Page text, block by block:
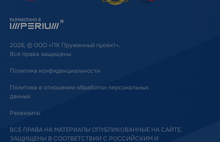
2026, © ООО «ПК Пружинный проект».
Все права защищены
Политика конфиденциальности
Политика в отношении обработки персональных
данных
Реквизиты
ВСЕ ПРАВА НА МАТЕРИАЛЫ ОПУБЛИКОВАННЫЕ НА САЙТЕ,
ЗАЩИЩЕНЫ В СООТВЕТСТВИИ С РОССИЙСКИМ И